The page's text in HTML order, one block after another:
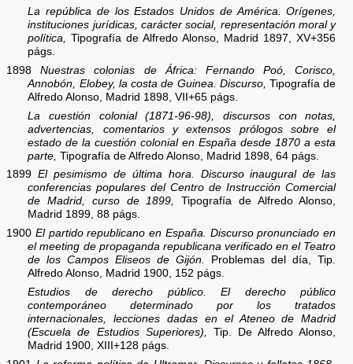
La república de los Estados Unidos de América. Orígenes,
instituciones jurídicas, carácter social, representación moral y
política,
Tipografía de Alfredo Alonso, Madrid 1897, XV+356
págs.
1898Nuestras colonias de África: Fernando Poó, Corisco,
Annobón, Elobey, la costa de Guinea. Discurso, Tipografía de
Alfredo Alonso, Madrid 1898, VII+65 págs.
La cuestión colonial (1871-96-98), discursos con notas,
advertencias, comentarios y extensos prólogos sobre el
estado de la cuestión colonial en España desde 1870 a esta
parte, Tipografía de Alfredo Alonso, Madrid 1898, 64 págs.
1899El pesimismo de última hora. Discurso inaugural de las
conferencias populares del Centro de Instrucción Comercial
de Madrid, curso de 1899, Tipografía de Alfredo Alonso,
Madrid 1899, 88 págs.
1900 El partido republicano en España. Discurso pronunciado en
el meeting de propaganda republicana verificado en el Teatro
de los Campos Eliseos de Gijón.
Problemas del día, Tip.
Alfredo Alonso, Madrid 1900, 152 págs.
Estudios de derecho público. El derecho público
contemporáneo determinado por los tratados
internacionales, lecciones dadas en el Ateneo de Madrid
(Escuela de Estudios Superiores),
Tip. De Alfredo Alonso,
Madrid 1900, XIII+128 págs.